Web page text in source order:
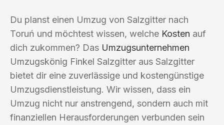
Du planst einen Umzug von Salzgitter nach
Toruń und möchtest wissen, welche Kosten auf
dich zukommen? Das Umzugsunternehmen
Umzugskönig Finkel Salzgitter aus Salzgitter
bietet dir eine zuverlässige und kostengünstige
Umzugsdienstleistung. Wir wissen, dass ein
Umzug nicht nur anstrengend, sondern auch mit
finanziellen Herausforderungen verbunden sein